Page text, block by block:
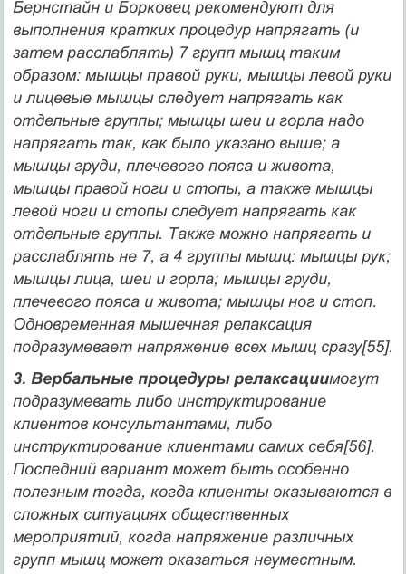
Бернстайн и Борковец реко­мендуют для
выполнения кратких процедур напрягать (и
затем расслаблять) 7 групп мышц таким
образом: мышцы правой руки, мышцы левой руки
и лицевые мышцы следует напрягать как
отдельные группы; мышцы шеи и горла надо
напрягать так, как было указано выше; а
мышцы груди, плече­вого пояса и живота,
мышцы правой ноги и стопы, а также мышцы
левой ноги и стопы следует напрягать как
отдельные группы. Также можно напрягать и
расслаблять не 7, а 4 группы мышц: мышцы рук;
мышцы лица, шеи и горла; мышцы груди,
плечевого пояса и живота; мышцы ног и стоп.
Одновременная мышечная релаксация
подразумевает напряжение всех мышц сра­зу[55].
3. Вербальные процедуры релаксациимогут
подразумевать либо инструктирование
клиентов консультантами, либо
инструктирование клиентами самих себя[56].
Последний вариант может быть особенно
полезным тогда, когда клиенты оказываются в
сложных ситуациях общественных
мероприятий, когда напряжение различных
групп мышц может оказаться неуместным.